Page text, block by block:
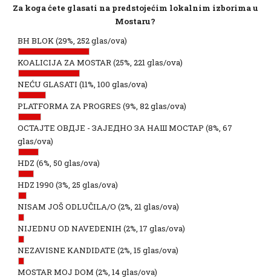
Za koga ćete glasati na predstojećim lokalnim izborima u
Mostaru?
BH BLOK(29%, 252 glas/ova)
KOALICIJA ZA MOSTAR(25%, 221 glas/ova)
NEĆU GLASATI (11%, 100 glas/ova)
PLATFORMA ZA PROGRES (9%, 82 glas/ova)
ОСТАЈТЕ ОВДЈЕ - ЗАЈЕДНО ЗА НАШ МОСТАР (8%, 67
glas/ova)
HDZ (6%, 50 glas/ova)
HDZ 1990 (3%, 25 glas/ova)
NISAM JOŠ ODLUČILA/O (2%, 21 glas/ova)
NIJEDNU OD NAVEDENIH (2%, 17 glas/ova)
NEZAVISNE KANDIDATE (2%, 15 glas/ova)
MOSTAR MOJ DOM (2%, 14 glas/ova)